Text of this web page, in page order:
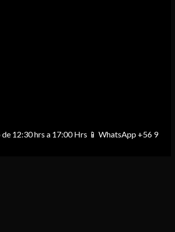
12:30 hrs a 17:00 Hrs 📱 WhatsApp +56 9